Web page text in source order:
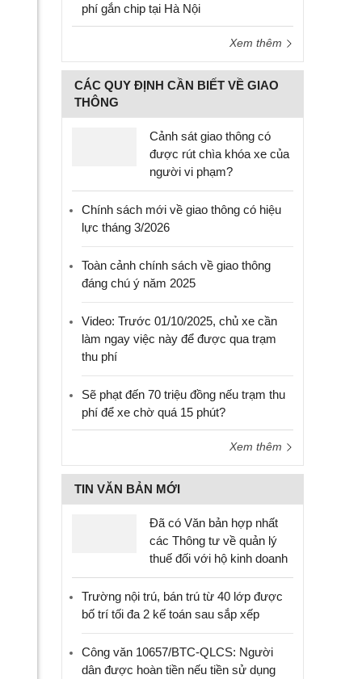
phí gắn chip tại Hà Nội
Xem thêm
CÁC QUY ĐỊNH CẦN BIẾT VỀ GIAO
THÔNG
Cảnh sát giao thông có
được rút chìa khóa xe của
người vi phạm?
Chính sách mới về giao thông có hiệu
lực tháng 3/2026
Toàn cảnh chính sách về giao thông
đáng chú ý năm 2025
Video: Trước 01/10/2025, chủ xe cần
làm ngay việc này để được qua trạm
thu phí
Sẽ phạt đến 70 triệu đồng nếu trạm thu
phí để xe chờ quá 15 phút?
Xem thêm
TIN VĂN BẢN MỚI
Đã có Văn bản hợp nhất
các Thông tư về quản lý
thuế đối với hộ kinh doanh
Trường nội trú, bán trú từ 40 lớp được
bố trí tối đa 2 kế toán sau sắp xếp
Công văn 10657/BTC-QLCS: Người
dân được hoàn tiền nếu tiền sử dụng